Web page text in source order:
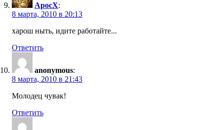
ApocX:
8 марта, 2010 в 20:13
харош ныть, идите работайте...
Ответить
anonymous:
8 марта, 2010 в 21:43
Молодец чувак!
Ответить